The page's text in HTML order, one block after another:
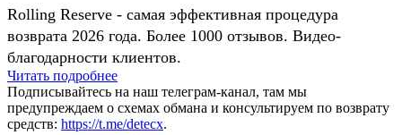
Rolling Reserve - самая эффективная процедура
возврата 2026 года. Более 1000 отзывов. Видео-
благодарности клиентов.
Читать подробнее
Подписывайтесь на наш телеграм-канал, там мы
предупреждаем о схемах обмана и консультируем по возврату
средств: https://t.me/detecx.